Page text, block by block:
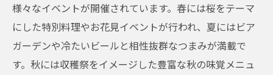
様々なイベントが開催されています。春には桜をテーマ
にした特別料理やお花見イベントが行われ、夏にはビア
ガーデンや冷たいビールと相性抜群なつまみが満載で
す。秋には収穫祭をイメージした豊富な秋の味覚メニュ